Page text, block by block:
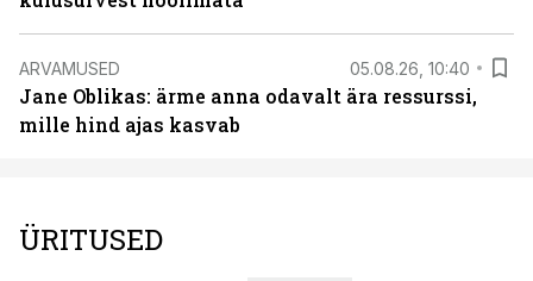
ARVAMUSED 05.08.26, 10:40
Jane Oblikas: ärme anna odavalt ära ressurssi,
mille hind ajas kasvab
ÜRITUSED